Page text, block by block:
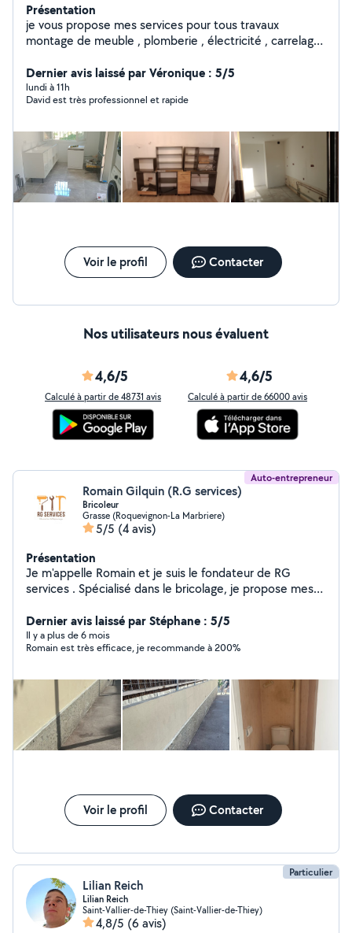
Présentation
je vous propose mes services pour tous travaux
montage de meuble , plomberie , électricité , carrelage
cuisine, store et volet roulant porte de garage et
d'autres interventions. Ayant été directeur technique de
palace pendant plusieurs années , j intervient sur toutes
propre et ponctuel
Dernier avis laissé par Véronique : 5/5
lundi à 11h
David est très professionnel et rapide
Voir le profil Contacter
Nos utilisateurs nous évaluent
4,6/5
Calculé à partir de 48731 avis
4,6/5
Calculé à partir de 66000 avis
Auto-entrepreneur
Romain Gilquin (R.G services)
Bricoleur
Grasse (Roquevignon-La Marbriere)
5/5 (4 avis)
Présentation
Je m'appelle Romain et je suis le fondateur de RG
services . Spécialisé dans le bricolage, je propose mes
de meubles, réparations, installations, petits travaux de
rénovation et bien plus encore. Avec mon expertise et
mon savoir-faire, je vous garantis un travail soigné,
professionnel, je suis à votre disposition pour vous
apporter des solutions adaptées à vos besoins.
N'hésitez pas à me contacter pour un devis ou pour
discuter de votre
Dernier avis laissé par Stéphane : 5/5
Il y a plus de 6 mois
Romain est très efficace, je recommande à 200%
Voir le profil Contacter
Particulier
Lilian Reich
Lilian Reich
Saint-Vallier-de-Thiey (Saint-Vallier-de-Thiey)
4,8/5 (6 avis)